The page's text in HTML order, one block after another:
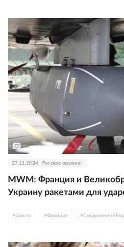
27.11.2024 Русское оружие
MWM: Франция и
Украину ракетами для
#ракеты #Франция #Соединенное